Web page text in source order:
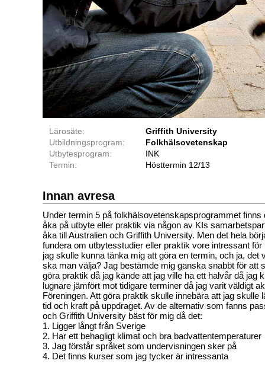
Lärosäte:
Griffith University
Utbildningsprogram:
Folkhälsovetenskap
Utbytesprogram:
INK
Termin:
Hösttermin 12/13
Innan avresa
Under termin 5 på folkhälsovetenskapsprogrammet finns
åka på utbyte eller praktik via någon av KIs
åka till Australien och Griffith University. Men det hela
fundera om utbytesstudier eller praktik vore intressant
jag skulle kunna tänka mig att göra en termin, och ja, det
ska man välja? Jag bestämde mig ganska snabbt för att
göra praktik då jag kände att jag ville ha ett halvår då jag
lugnare jämfört mot tidigare terminer då jag varit väldigt
Föreningen. Att göra praktik skulle innebära att jag skulle
tid och kraft på uppdraget. Av de alternativ som fanns
och Griffith University bäst för mig då det:
1. Ligger långt från Sverige
2. Har ett behagligt klimat och bra badvattentemperaturer
3. Jag förstår språket som undervisningen sker på
4. Det finns kurser som jag tycker är intressanta